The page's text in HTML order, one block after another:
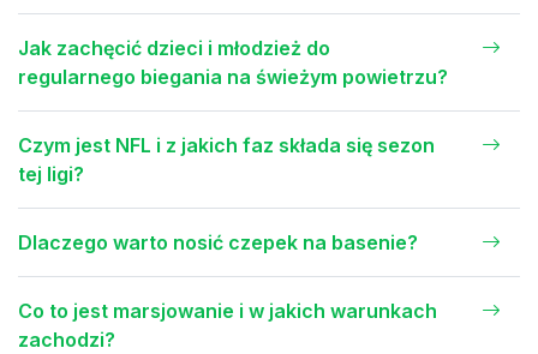
Jak zachęcić dzieci i młodzież do
regularnego biegania na świeżym powietrzu?
Czym jest NFL i z jakich faz składa się sezon
tej ligi?
Dlaczego warto nosić czepek na basenie?
Co to jest marsjowanie i w jakich warunkach
zachodzi?